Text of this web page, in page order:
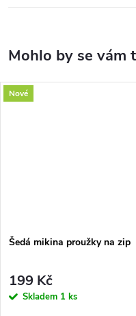
Nové
Šedá mikina proužky na zip
199 Kč
Skladem 1 ks